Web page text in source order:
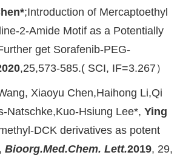
;Introduction of Mercaptoethyl
2-Amide Motif as a Potentially
get Sorafenib-PEG-
,25,573-585.( SCI, IF=3.267）
Xiaoyu Chen,Haihong Li,Qi
Natschke,Kuo-Hsiung Lee*, Ying
DCK derivatives as potent
Bioorg.Med.Chem. Lett.2019, 29,